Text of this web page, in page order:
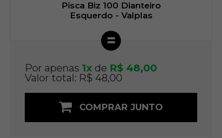
Pisca Biz 100 Dianteiro
Esquerdo - Valplas
=
Por apenas 1x de R$ 48,00
Valor total: R$ 48,00
COMPRAR JUNTO